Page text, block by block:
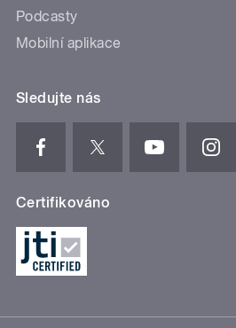
Podcasty
Mobilní aplikace
Sledujte nás
Certifikováno